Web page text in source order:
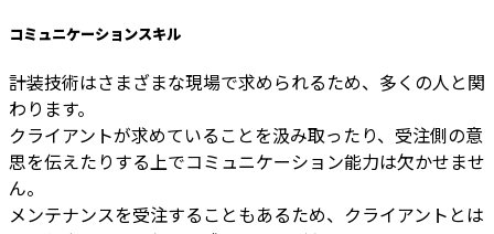
コミュニケーションスキル
計装技術はさまざまな現場で求められるため、多くの人と関
わります。
クライアントが求めていることを汲み取ったり、受注側の意
思を伝えたりする上でコミュニケーション能力は欠かせませ
ん。
メンテナンスを受注することもあるため、クライアントとは